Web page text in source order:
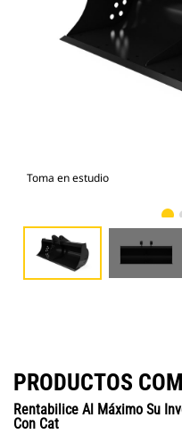
Toma en estudio
PRODUCTOS
Rentabilice Al Máximo Su
Con Cat